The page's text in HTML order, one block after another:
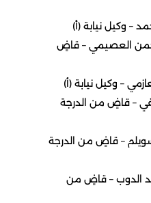
– وكيل نيابة (أ)
العصيمي – قاضٍ
– وكيل نيابة (أ)
– قاضٍ من الدرجة
– قاضٍ من الدرجة
الدوب – قاضٍ من